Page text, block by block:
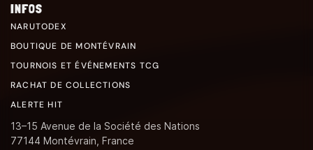
INFOS
NARUTODEX
BOUTIQUE DE MONTÉVRAIN
TOURNOIS ET ÉVÉNEMENTS TCG
RACHAT DE COLLECTIONS
ALERTE HIT
13–15 Avenue de la Société des Nations
77144 Montévrain, France